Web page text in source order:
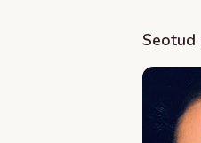
Seotud